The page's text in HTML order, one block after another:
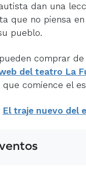
dan una
que no piensa
pueblo.
comprar
del teatro La
comience el
El traje nuevo del